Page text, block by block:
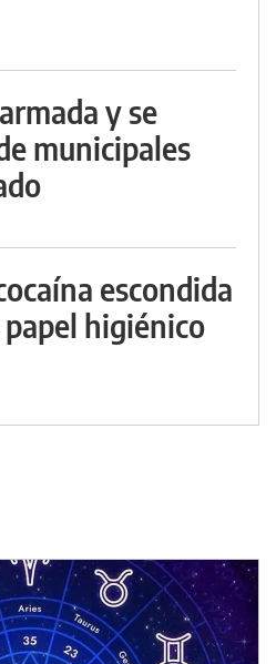
y se
municipales
escondida
higiénico